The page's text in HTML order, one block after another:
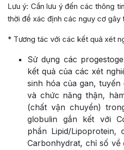
Lưu ý: Cần lưu ý đến các thông
thời để xác định các nguy cơ gây
* Tương tác với các kết quả xét
Sử dụng các
kết quả của các xét
sinh hóa của gan,
và chức năng thận,
(chất vận chuyển)
globulin gắn kết với
phần Lipid/
Carbonhydrat, chỉ số về